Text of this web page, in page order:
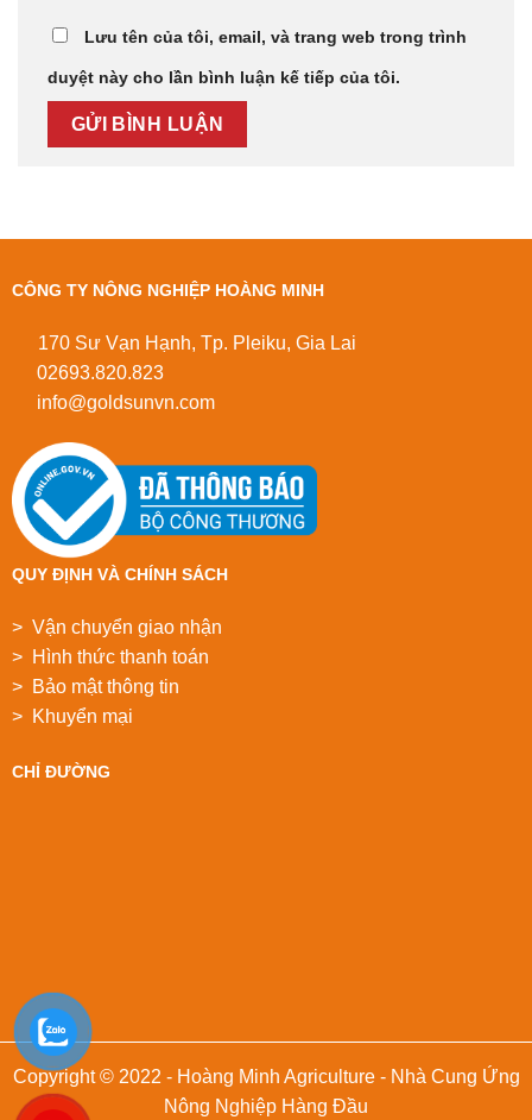
Lưu tên của tôi, email, và trang web trong trình
duyệt này cho lần bình luận kế tiếp của tôi.
CÔNG TY NÔNG NGHIỆP HOÀNG MINH
170 Sư Vạn Hạnh, Tp. Pleiku, Gia Lai
02693.820.823
info@goldsunvn.com
QUY ĐỊNH VÀ CHÍNH SÁCH
> Vận chuyển giao nhận
> Hình thức thanh toán
> Bảo mật thông tin
> Khuyển mại
CHỈ ĐƯỜNG
Copyright © 2022 - Hoàng Minh Agriculture - Nhà Cung Ứng
Nông Nghiệp Hàng Đầu